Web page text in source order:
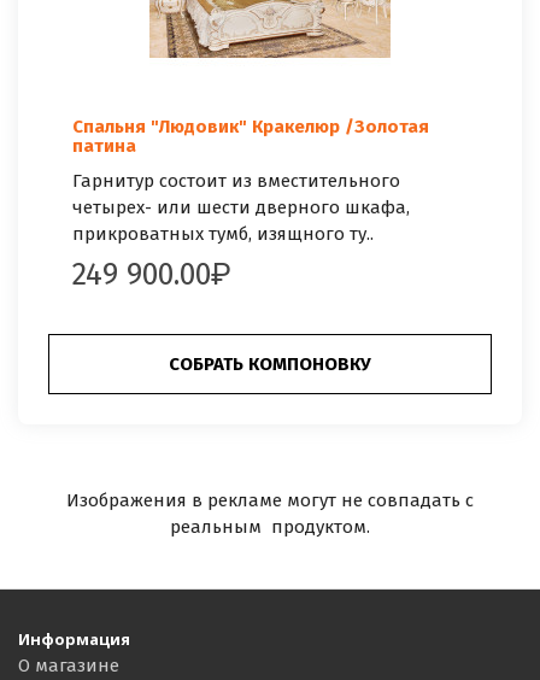
Спальня "Людовик" Кракелюр /Золотая
патина
Гарнитур состоит из вместительного
четырех- или шести дверного шкафа,
прикроватных тумб, изящного ту..
249 900.00
СОБРАТЬ КОМПОНОВКУ
Изображения в рекламе могут не совпадать с
реальным продуктом.
Информация
О магазине